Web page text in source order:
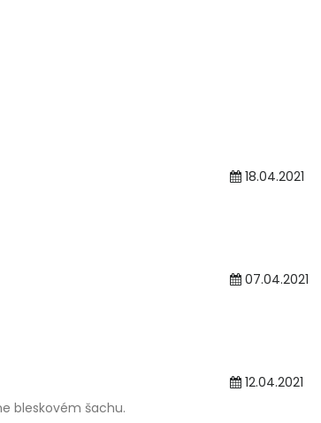
18.04.2021
07.04.2021
12.04.2021
bleskovém šachu.